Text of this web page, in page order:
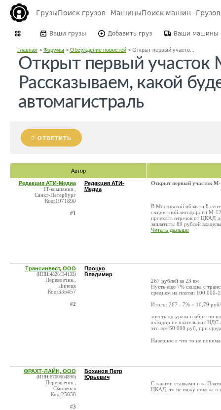
ГрузыПоиск грузов МашиныПоиск машин
Ваши грузы Добавить груз Ваши машины
Главная> Форумы> Обсуждение новостей> Открыт первый участо...
Открыт первый участок
Рассказываем, какой
автомагистраль
ОТВЕТИТЬ
Автор
Редакция АТИ-Медиа
IT-компания ,
Санкт-Петербург
Код:1971890
#1
Редакция АТИ-
Медиа
Открыт первый участок М-
В Московской области 8
скоростной автодороги М-
проехать отрезок от ЦКАД
заплатить: 89 рублей
Читать дальше
Трансинвест, ООО
(ИНН:4826134132)
Перевозчик ,
Липецк
Код:335457
#2
Процко
Владимир
267 рублей за 23 км
Пусть еще 7% скидка с
среднем на платки 100 000-
Итого: 267 - 7% = 10,79
тоесть до урала и обратно
автодор не плательщик НДС
это все 50 000 руб, при
Наверное я что то не
ФРАХТ-ЛАЙН, ООО
(ИНН:6700004890)
Перевозчик ,
Смоленск
Код:25658
#3
Боханов Петр
Юрьевич
С такими ставками и за
ЦКАД, то не вижу смысла в